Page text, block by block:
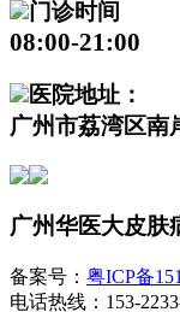
门诊时间
08:00-21:00
医院地址：
广州市荔湾区南
广州华医大皮肤
备案号： 粤ICP备
电话热线：153-